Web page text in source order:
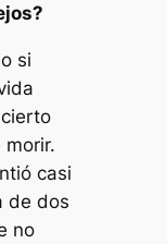
si
casi
de dos
no